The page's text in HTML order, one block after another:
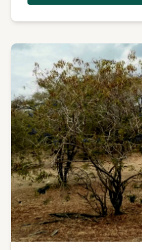
dieses riesige
verschiedene
außergewöhnliche
beherbergen.